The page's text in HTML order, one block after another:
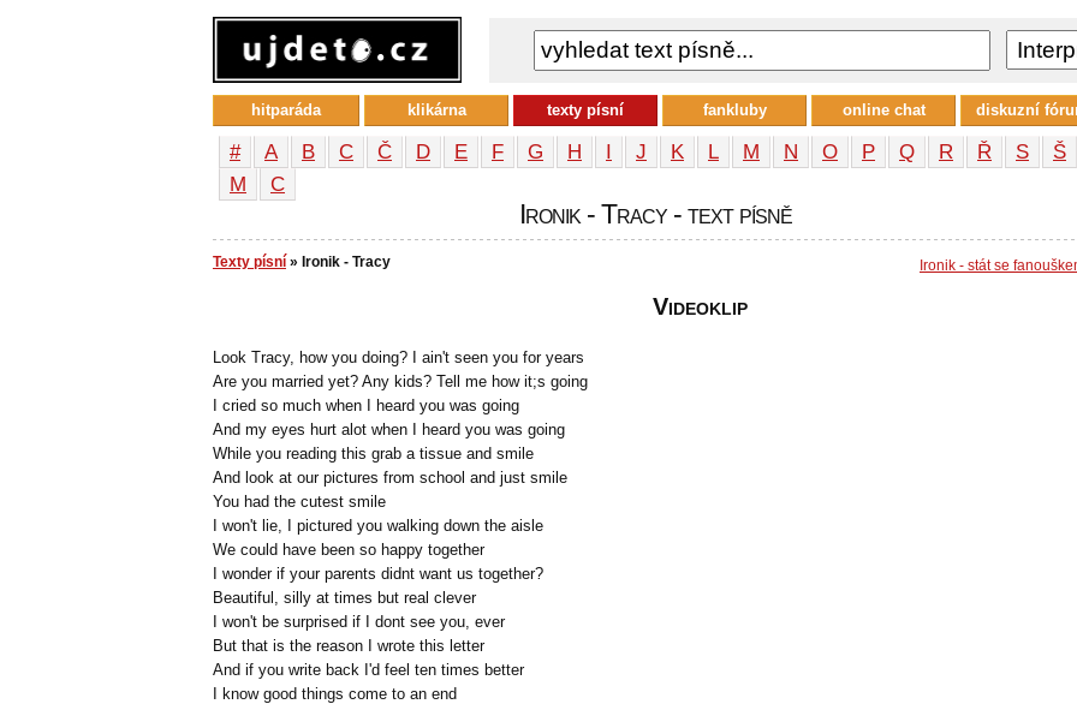
# A B C Č D E F G H I J K L M N O P Q R Ř S Š
М
С
Ironik - Tracy - text písně
Texty písní » Ironik - Tracy Ironik - stát se
Look Tracy, how you doing? I ain't seen you for years
Are you married yet? Any kids? Tell me how it;s going
I cried so much when I heard you was going
And my eyes hurt alot when I heard you was going
While you reading this grab a tissue and smile
And look at our pictures from school and just smile
You had the cutest smile
I won't lie, I pictured you walking down the aisle
We could have been so happy together
I wonder if your parents didnt want us together?
Beautiful, silly at times but real clever
I won't be surprised if I dont see you, ever
But that is the reason I wrote this letter
And if you write back I'd feel ten times better
I know good things come to an end
Videoklip
hitparáda klikárna texty písní fankluby online chat diskuzní